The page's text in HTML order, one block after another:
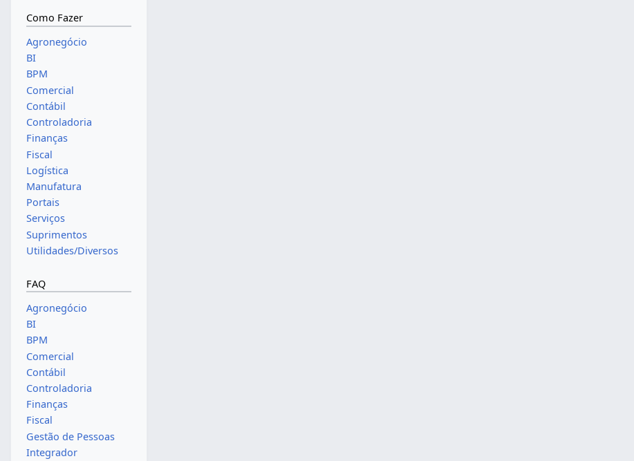
Como Fazer
Agronegócio
BI
BPM
Comercial
Contábil
Controladoria
Finanças
Fiscal
Logística
Manufatura
Portais
Serviços
Suprimentos
Utilidades/Diversos
FAQ
Agronegócio
BI
BPM
Comercial
Contábil
Controladoria
Finanças
Fiscal
Gestão de Pessoas
Integrador